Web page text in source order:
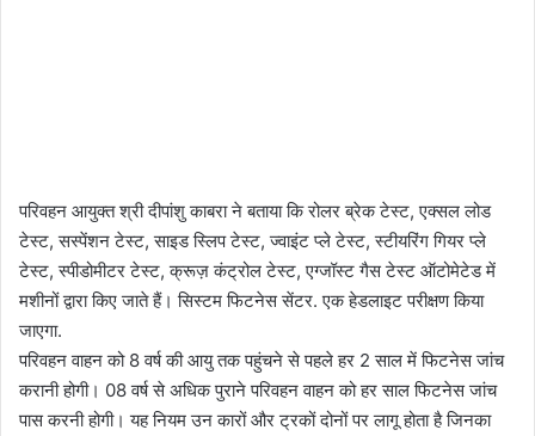
परिवहन आयुक्त श्री दीपांशु काबरा ने बताया कि रोलर ब्रेक टेस्ट, एक्सल लोड
टेस्ट, सस्पेंशन टेस्ट, साइड स्लिप टेस्ट, ज्वाइंट प्ले टेस्ट, स्टीयरिंग गियर प्ले
टेस्ट, स्पीडोमीटर टेस्ट, क्रूज़ कंट्रोल टेस्ट, एग्जॉस्ट गैस टेस्ट ऑटोमेटेड में
मशीनों द्वारा किए जाते हैं। सिस्टम फिटनेस सेंटर. एक हेडलाइट परीक्षण किया
जाएगा.
परिवहन वाहन को 8 वर्ष की आयु तक पहुंचने से पहले हर 2 साल में फिटनेस जांच
करानी होगी। 08 वर्ष से अधिक पुराने परिवहन वाहन को हर साल फिटनेस जांच
पास करनी होगी। यह नियम उन कारों और ट्रकों दोनों पर लागू होता है जिनका